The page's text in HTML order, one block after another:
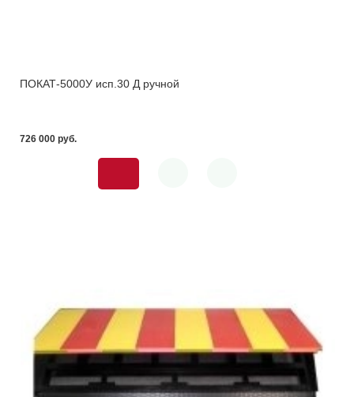
ПОКАТ-5000У исп.30 Д ручной
726 000 pуб.